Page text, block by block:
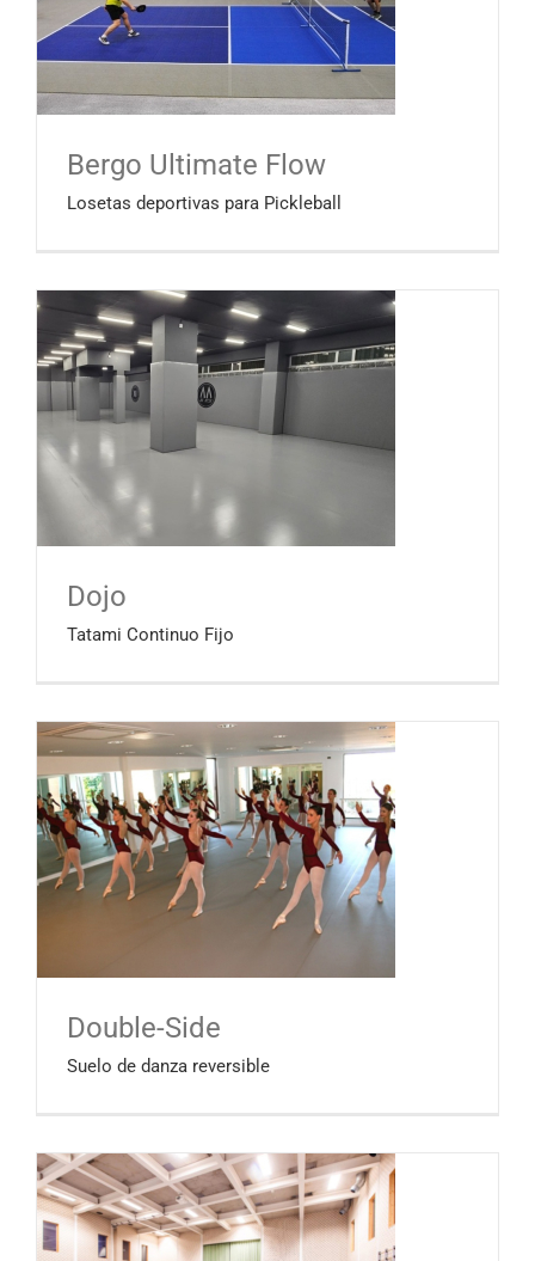
Bergo Ultimate Flow
Losetas deportivas para Pickleball
Dojo
Tatami Continuo Fijo
Double-Side
Suelo de danza reversible